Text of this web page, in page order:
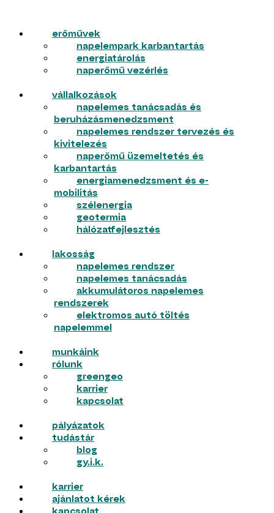
erőművek
napelempark karbantartás
energiatárolás
naperőmű vezérlés
vállalkozások
napelemes tanácsadás és
beruházásmenedzsment
napelemes rendszer tervezés és
kivitelezés
naperőmű üzemeltetés és
karbantartás
energiamenedzsment és e-
mobilitás
szélenergia
geotermia
hálózatfejlesztés
lakosság
napelemes rendszer
napelemes tanácsadás
akkumulátoros napelemes
rendszerek
elektromos autó töltés
napelemmel
munkáink
rólunk
greengeo
karrier
kapcsolat
pályázatok
tudástár
blog
gy.i.k.
karrier
ajánlatot kérek